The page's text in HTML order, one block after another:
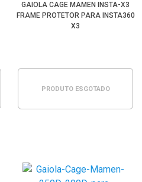
GAIOLA CAGE MAMEN INSTA-X3
FRAME PROTETOR PARA INSTA360
X3
PRODUTO ESGOTADO